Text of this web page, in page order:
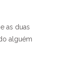
as duas
alguém